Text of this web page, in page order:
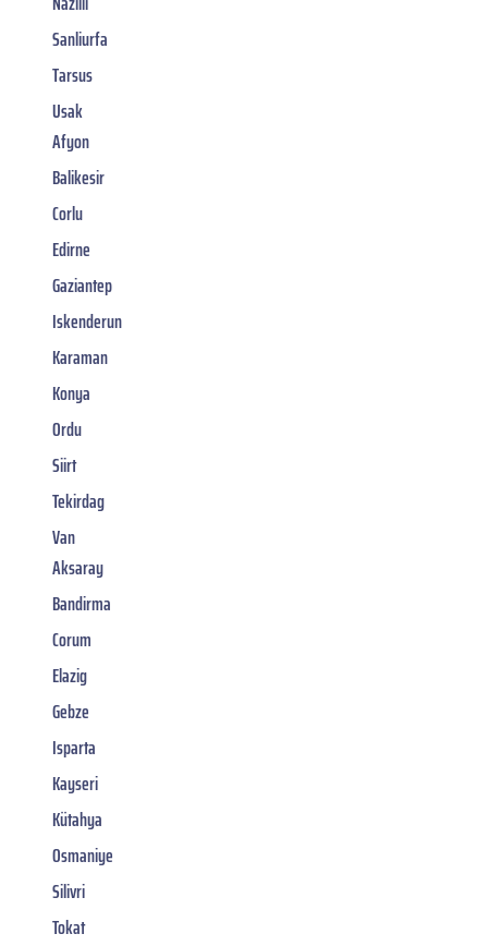
Sanliurfa
Tarsus
Usak
Afyon
Balikesir
Corlu
Edirne
Gaziantep
Iskenderun
Karaman
Konya
Ordu
Siirt
Tekirdag
Van
Aksaray
Bandirma
Corum
Elazig
Gebze
Isparta
Kayseri
Kütahya
Osmaniye
Silivri
Tokat